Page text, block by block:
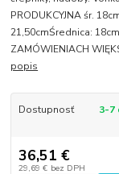
PRODUKCYJNA śr.
21,50cmŚrednica:
ZAMÓWIENIACH
popis
Dostupnosť 3-7
36,51 €
29,69 € bez DPH